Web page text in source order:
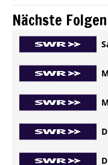
Nächste Folgen